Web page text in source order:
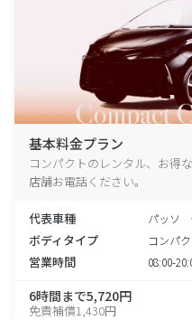
基本料金プラン
コンパクトのレンタル、お得
店舗お電話ください。
代表車種 パッソ
ボディタイプ コンパ
営業時間 08:00-
6時間まで5,720円
免責補償1,430円